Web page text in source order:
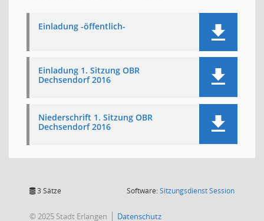
Einladung -öffentlich-
Einladung 1. Sitzung OBR
Dechsendorf 2016
Niederschrift 1. Sitzung OBR
Dechsendorf 2016
3 Sätze Software:SitzungsdienstSession(Wird in
© 2025 Stadt Erlangen
Datenschutz